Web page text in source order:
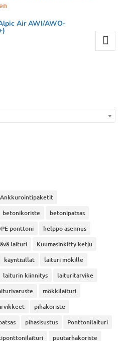
Air AWI/AWO-
Ankkurointipaketit
betonikoriste
betonipatsas
ponttoni
helppo asennus
laituri
Kuumasinkitty ketju
käyntisillat
laituri mökille
laiturin kiinnitys
laituritarvike
mökkilaituri
pihakoriste
pihasisustus
Ponttonilaituri
puutarhakoriste